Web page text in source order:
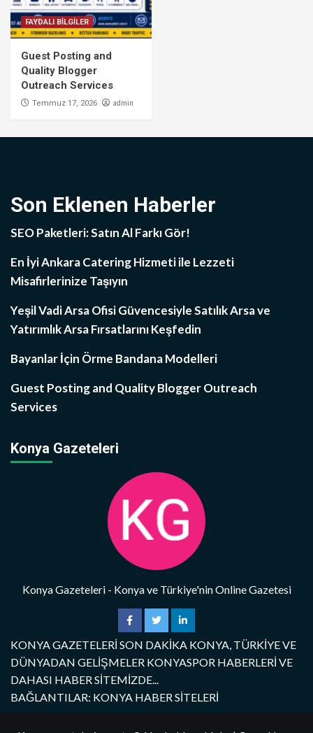
FAYDALI BİLGİLER
Guest Posting and
Quality Blogger
Outreach Services
Temmuz 17, 2026 admin
Son Eklenen Haberler
SEO Paketleri: Satın Al Farkı Gör!
En İyi Ankara Catering Hizmeti ile Lezzeti
Misafirlerinize Taşıyın
Yeşil Vadi Arsa Ofisi Güvencesiyle Satılık Arsa ve
Yatırımlık Arsa Fırsatlarını Keşfedin
Bayanlar İçin Örme Bandana Modelleri
Guest Posting and Quality Blogger Outreach
Services
Konya Gazeteleri
Konya Gazeteleri - Konya ve Türkiye'nin Online Gazetesi
KONYA GAZETELERİ SON DAKİKA KONYA, TÜRKİYE VE
DÜNYADAN GELİŞMELER KONYASPOR HABERLERİ VE
DAHASI HABER SİTEMİZDE...
BAĞLANTILAR: KONYA HABER SİTELERİ